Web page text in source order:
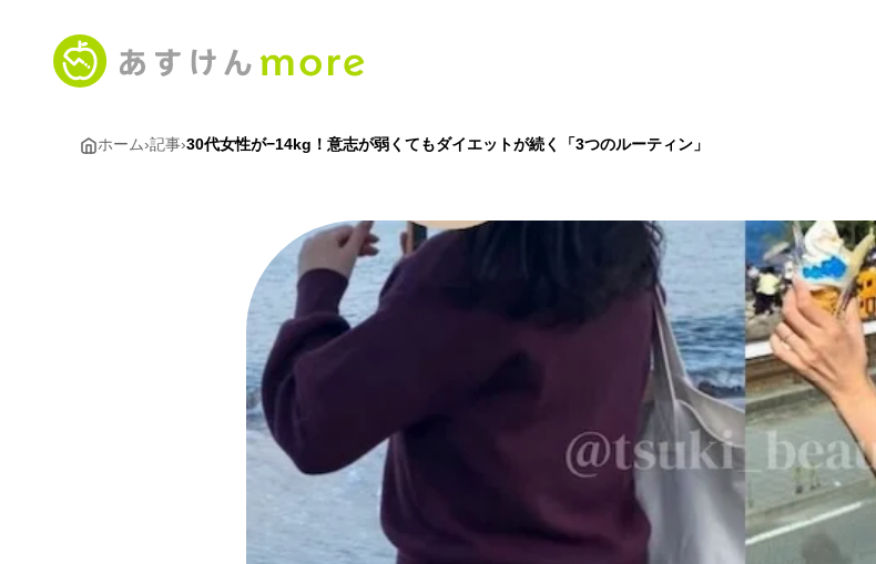
ホーム›記事›30代女性が−14kg！意志が弱くてもダイエットが続く「3つのルーティン」